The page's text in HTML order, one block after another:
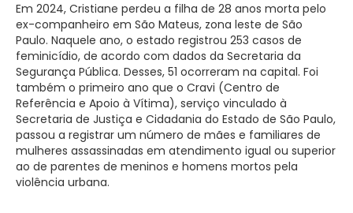
Em 2024, Cristiane perdeu a filha de 28 anos morta pelo
ex-companheiro em São Mateus, zona leste de São
Paulo. Naquele ano, o estado registrou 253 casos de
feminicídio, de acordo com dados da Secretaria da
Segurança Pública. Desses, 51 ocorreram na capital. Foi
também o primeiro ano que o Cravi (Centro de
Referência e Apoio à Vítima), serviço vinculado à
Secretaria de Justiça e Cidadania do Estado de São Paulo,
passou a registrar um número de mães e familiares de
mulheres assassinadas em atendimento igual ou superior
ao de parentes de meninos e homens mortos pela
violência urbana.